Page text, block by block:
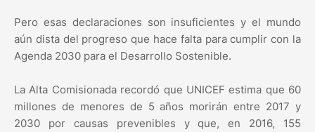
Pero esas declaraciones son insuficientes y el mundo
aún dista del progreso que hace falta para cumplir con la
Agenda 2030 para el Desarrollo Sostenible.
La Alta Comisionada recordó que UNICEF estima que 60
millones de menores de 5 años morirán entre 2017 y
2030 por causas prevenibles y que, en 2016, 155